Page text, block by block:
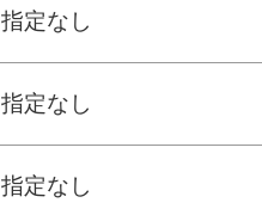
指定なし
指定なし
指定なし